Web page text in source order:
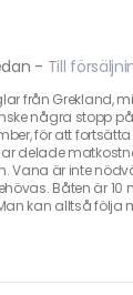
- Till
från Grekland,
några stopp
för att
delade
Vana är inte
Båten är 10
kan alltså följa